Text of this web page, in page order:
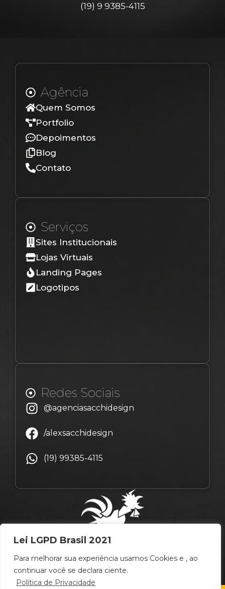
Lei LGPD Brasil 2021
Para melhorar sua experiência usamos Cookies e , ao
continuar você se declara ciente.
Política de Privacidade
(19) 9 9385-4115
Agência
Quem Somos
Portfolio
Depoimentos
Blog
Contato
Serviços
Sites Institucionais
Lojas Virtuais
Landing Pages
Logotipos
Redes Sociais
@agenciasacchidesign
/alexsacchidesign
(19) 99385-4115